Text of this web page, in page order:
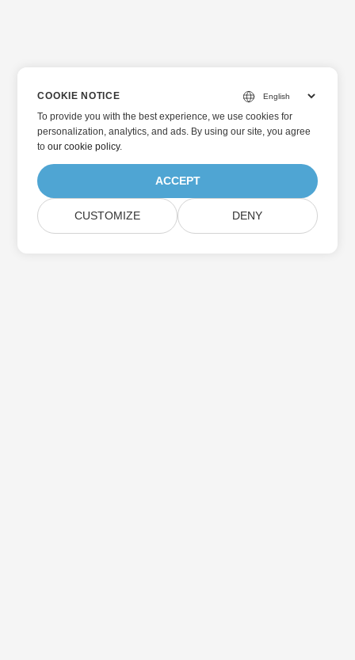
COOKIE NOTICE
To provide you with the best experience, we use cookies for
personalization, analytics, and ads. By using our site, you agree
toour cookie policy.
ACCEPT
CUSTOMIZE DENY